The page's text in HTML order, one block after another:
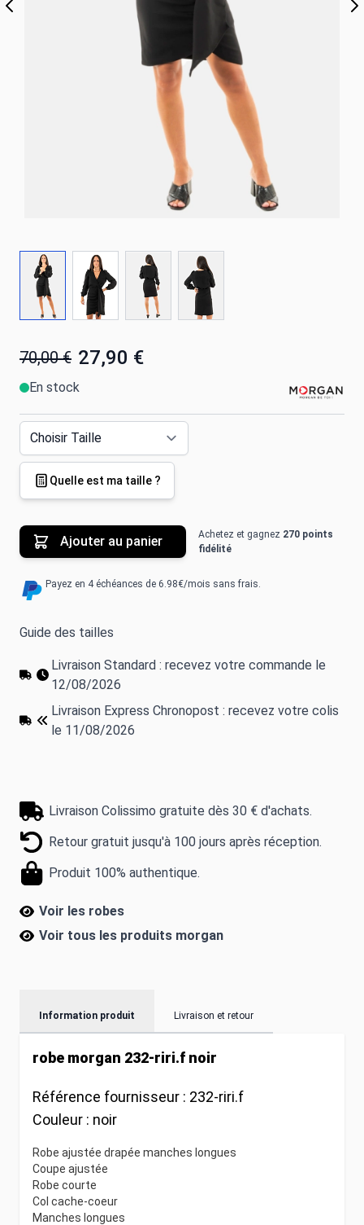
70,00 € 27,90 €
En stock
Quelle est ma taille ?
Ajouter au panier Achetez et gagnez 270 points
fidélité
Payez en 4 échéances de 6.98€/mois sans frais.
Guide des tailles
Livraison Standard : recevez votre commande le
12/08/2026
Livraison Express Chronopost : recevez votre colis
le 11/08/2026
Livraison Colissimo gratuite dès 30 € d'achats.
Retour gratuit jusqu'à 100 jours après réception.
Produit 100% authentique.
Voir les robes
Voir tous les produits morgan
Information produit Livraison et retour
robe morgan 232-riri.f noir
Référence fournisseur : 232-riri.f
Couleur : noir
Robe ajustée drapée manches longues
Coupe ajustée
Robe courte
Col cache-coeur
Manches longues